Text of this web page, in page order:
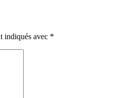
indiqués avec *